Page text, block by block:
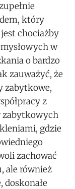
który
chociażby
w
o bardzo
zauważyć, że
zabytkowe,
z
zabytkowych
gdzie
zachować
ale również
doskonałe